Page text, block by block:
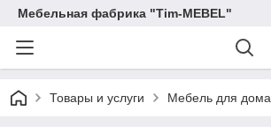
Мебельная фабрика "Tim-MEBEL"
Товары и услуги Мебель для дома